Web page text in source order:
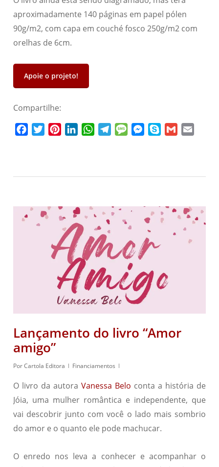
aproximadamente 140 páginas em papel pólen
90g/m2, com capa em couché fosco 250g/m2 com
orelhas de 6cm.
Apoie o projeto!
Compartilhe:
FacebookTwitterPinterestLinkedInWhatsAppTelegramMessageMessenger
Skype Gmail
Lançamento do livro “Amor
amigo”
PorCartola Editora Financiamentos
O livro da autora Vanessa Belo conta a história de
Jóia, uma mulher romântica e independente, que
vai descobrir junto com você o lado mais sombrio
do amor e o quanto ele pode machucar.
O enredo nos leva a conhecer e acompanhar o